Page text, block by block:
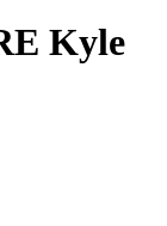
Kyle